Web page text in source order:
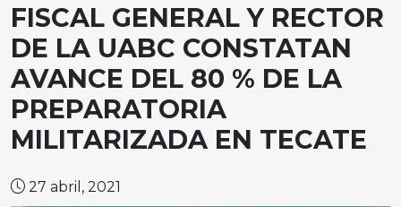
FISCAL GENERAL Y RECTOR
DE LA UABC CONSTATAN
AVANCE DEL 80 % DE LA
PREPARATORIA
MILITARIZADA EN TECATE
27 abril, 2021